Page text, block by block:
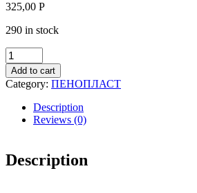
325,00 Р
290 in stock
Пенопласт
50
(1м*2м)
quantity
Add to cart
Category: ПЕНОПЛАСТ
Description
Reviews (0)
Description